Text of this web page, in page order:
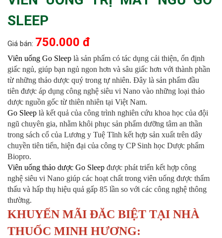
SLEEP
Giá bán: 750.000 đ
Viên uống Go Sleep là sản phẩm có tác dụng cải thiện, ổn định
giấc ngủ, giúp bạn ngủ ngon hơn và sâu giấc hơn với thành phần
từ những thảo dược quý trong tự nhiên. Đây là sản phẩm đầu
tiên được áp dụng công nghệ siêu vi Nano vào những loại thảo
dược nguồn gốc từ thiên nhiên tại Việt Nam.
Go Sleep là kết quả của công trình nghiên cứu khoa học của đội
ngũ chuyên gia, nhằm khôi phục sản phẩm dưỡng tâm an thần
trong sách cổ của Lương y Tuệ Tĩnh kết hợp sản xuất trên dây
chuyền tiên tiến, hiện đại của công ty CP Sinh học Dược phẩm
Biopro.
Viên uống thảo dược Go Sleep được phát triển kết hợp công
nghệ siêu vi Nano giúp các hoạt chất trong viên uống được thẩm
thấu và hấp thụ hiệu quả gấp 85 lần so với các công nghệ thông
thường.
KHUYẾN MÃI ĐĂC BIỆT TẠI NHÀ
THUỐC MINH HƯƠNG: